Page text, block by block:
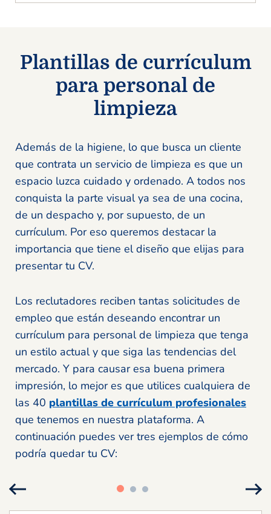
Plantillas de currículum
para personal de
limpieza
Además de la higiene, lo que busca un cliente
que contrata un servicio de limpieza es que un
espacio luzca cuidado y ordenado. A todos nos
conquista la parte visual ya sea de una cocina,
de un despacho y, por supuesto, de un
currículum. Por eso queremos destacar la
importancia que tiene el diseño que elijas para
presentar tu CV.
Los reclutadores reciben tantas solicitudes de
empleo que están deseando encontrar un
currículum para personal de limpieza que tenga
un estilo actual y que siga las tendencias del
mercado. Y para causar esa buena primera
impresión, lo mejor es que utilices cualquiera de
las 40 plantillas de currículum profesionales
que tenemos en nuestra plataforma. A
continuación puedes ver tres ejemplos de cómo
podría quedar tu CV: